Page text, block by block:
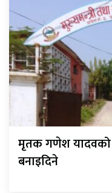
मृतक गणेश यादवको
बनाइदिने